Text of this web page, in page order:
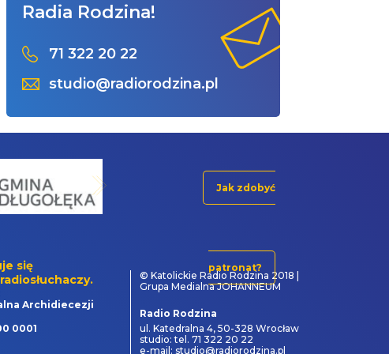
Radia Rodzina!
71 322 20 22
studio@radiorodzina.pl
Jak zdobyć
patronat?
się
Archidiecezji
0001
© Katolickie Radio Rodzina 2018 |
Grupa Medialna JOHANNEUM
Radio Rodzina
ul. Katedralna 4, 50-328 Wrocław
studio: tel. 71 322 20 22
e-mail: studio@radiorodzina.pl